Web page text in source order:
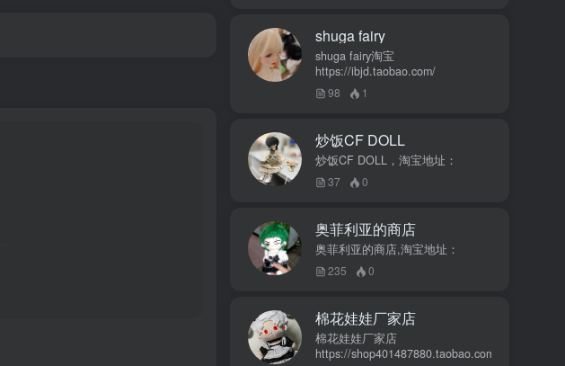
shuga fairy
shuga fairy淘宝
https://ibjd.taobao.com/
98 1
炒饭CF DOLL
炒饭CF DOLL，淘宝地址：
37 0
奥菲利亚的商店
奥菲利亚的商店,淘宝地址：
235 0
棉花娃娃厂家店
棉花娃娃厂家店
https://shop401487880.taobao.com/